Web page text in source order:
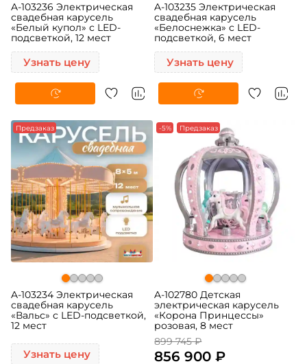
A-103236 Электрическая
свадебная карусель
«Белый купол» с LED-
подсветкой, 12 мест
Узнать цену
A-103235 Электрическая
свадебная карусель
«Белоснежка» с LED-
подсветкой, 6 мест
Узнать цену
Предзаказ
A-103234 Электрическая
свадебная карусель
«Вальс» с LED-подсветкой,
12 мест
Узнать цену
-5% Предзаказ
A-102780 Детская
электрическая карусель
«Корона Принцессы»
розовая, 8 мест
899 745 ₽
856 900 ₽